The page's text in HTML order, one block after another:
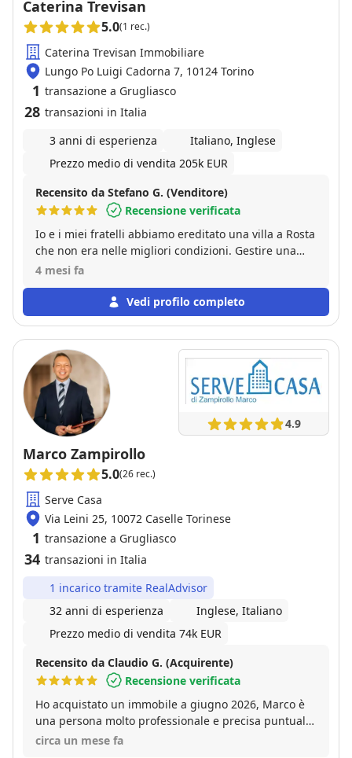
Caterina Trevisan
5.0(1 rec.)
Caterina Trevisan Immobiliare
Lungo Po Luigi Cadorna 7, 10124 Torino
1 transazione a Grugliasco
28 transazioni in Italia
3 anni di esperienza
Italiano, Inglese
Prezzo medio di vendita 205k EUR
Recensito da Stefano G. (Venditore)
Recensione verificata
Io e i miei fratelli abbiamo ereditato una villa a Rosta
che non era nelle migliori condizioni. Gestire una
vendita in più persone non è mai semplice, ma
decisione. Ci ha consigliato di svuotarla e poi fare
l’Home Staging. Sinceramente eravamo un po’
15 giorni al prezzo che tutti volevamo!!
4 mesi fa
Vedi profilo completo
4.9
Marco Zampirollo
5.0(26 rec.)
Serve Casa
Via Leini 25, 10072 Caselle Torinese
1 transazione a Grugliasco
34 transazioni in Italia
1 incarico tramite RealAdvisor
32 anni di esperienza
Inglese, Italiano
Prezzo medio di vendita 74k EUR
Recensito da Claudio G. (Acquirente)
Recensione verificata
Ho acquistato un immobile a giugno 2026, Marco è
una persona molto professionale e precisa puntuale
e soprattutto chiara. Assolutamente consigliato.
circa un mese fa